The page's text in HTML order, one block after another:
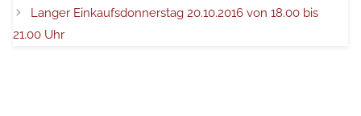
Langer Einkaufsdonnerstag 20.10.2016 von 18.00 bis
21.00 Uhr